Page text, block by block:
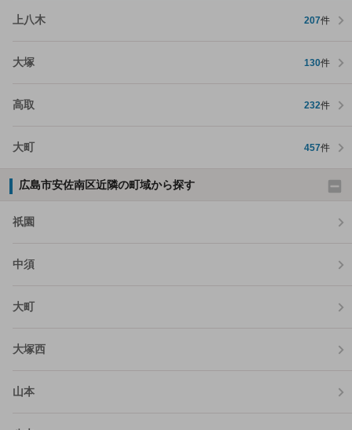
上八木 207件
大塚 130件
高取 232件
大町 457件
広島市安佐南区近隣の町域から探す
祇園
中須
大町
大塚西
山本